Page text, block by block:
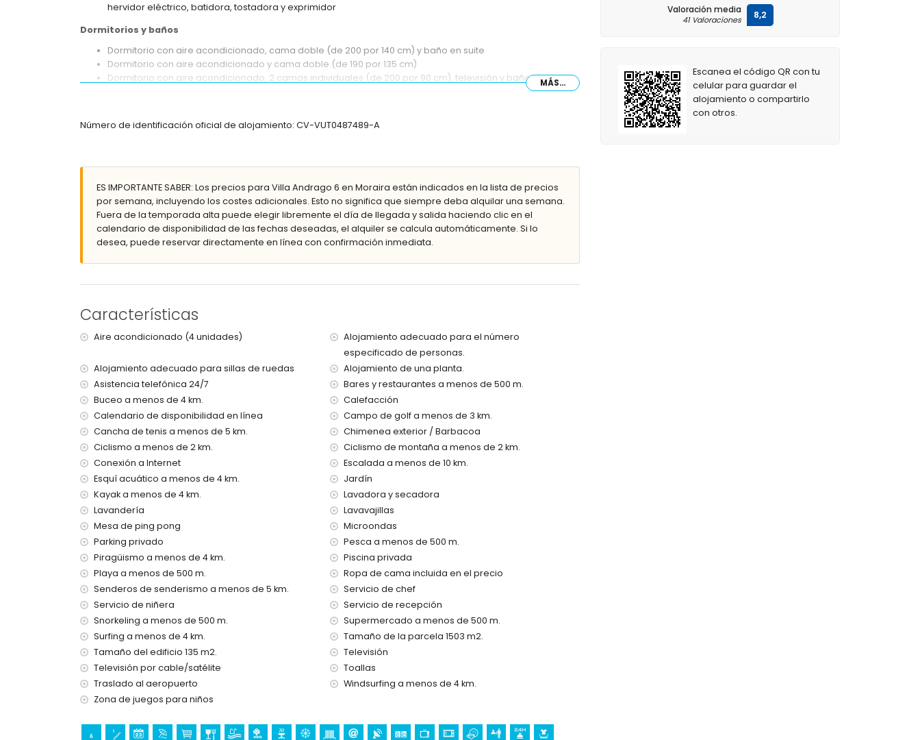
hervidor eléctrico, batidora, tostadora y exprimidor
Dormitorios y baños
Dormitorio con aire acondicionado, cama doble (de 200 por 140 cm) y baño en suite
Dormitorio con aire acondicionado y cama doble (de 190 por 135 cm)
Dormitorio con aire acondicionado, 2 camas individuales (de 200 por 90 cm), televisión y baño en suite
Baño con lavabo individual, ducha y WC
Hermoso jardín con césped, grava, árboles y mobiliario de jardín con tumbonas
Parque infantil
3 terrazas, de las cuales 2 son cubiertas
Cocina exterior y barbacoa
Ducha exterior
Pueblo más cercano: Moraira (a menos de 3 kilómetros de la villa)
Playa más cercana: Cala Andrago (a menos de 500 metros de la villa)
Puerto más cercano: Puerto de Moraira (a menos de 3 kilómetros de la villa)
Parque más cercano a menos de 3 kilómetros de la villa
Aeropuerto más cercano: Alicante (a menos de 100 kilómetros de la villa)
Segundo aeropuerto más cercano: Valencia (> 100 kilómetros)
No se permiten mascotas
Alojamiento apto para personas con movilidad reducida
El alojamiento es muy adecuado para familias con niños
Instalaciones y servicios incluidos en el precio del alquiler de la villa
Internet (WiFi)
Plancha y tabla de planchar
Ropa de cama y toallas
Servicio de recepción y servicio de emergencia 24 horas
Calefacción por aire y con aire acondicionado
Instalaciones y servicios con coste adicional
Servicio de aeropuerto
Servicio de cocina, servicio de lavandería y servicio de niñera
Calefacción de la piscina
Cama extra y camas/cunas para niños (a petición)
Actividades de entretenimiento y ocio para sus vacaciones en Moraira, Costa Blanca
Bar (a menos de 500 metros de la casa)
Discoteca y paseo marítimo (El Portet) (a menos de 5 kilómetros de la casa)
Iglesia (Iglesia Parroquial de Santa Catalina), castillo (Castell de Moraira), ruina (Castell de Moraira),
MÁS...
Número de identificación oficial de alojamiento: CV-VUT0487489-A
ES IMPORTANTE SABER: Los precios para Villa Andrago 6 en Moraira están indicados en la lista de precios
por semana, incluyendo los costes adicionales. Esto no significa que siempre deba alquilar una semana.
Fuera de la temporada alta puede elegir libremente el día de llegada y salida haciendo clic en el
calendario de disponibilidad de las fechas deseadas, el alquiler se calcula automáticamente. Si lo
desea, puede reservar directamente en línea con confirmación inmediata.
Características
Aire acondicionado (4 unidades)
Alojamiento adecuado para el número
especificado de personas.
Alojamiento adecuado para sillas de ruedas
Alojamiento de una planta.
Asistencia telefónica 24/7
Bares y restaurantes a menos de 500 m.
Buceo a menos de 4 km.
Calefacción
Calendario de disponibilidad en línea
Campo de golf a menos de 3 km.
Cancha de tenis a menos de 5 km.
Chimenea exterior / Barbacoa
Ciclismo a menos de 2 km.
Ciclismo de montaña a menos de 2 km.
Conexión a Internet
Escalada a menos de 10 km.
Esquí acuático a menos de 4 km.
Jardín
Kayak a menos de 4 km.
Lavadora y secadora
Lavandería
Lavavajillas
Mesa de ping pong
Microondas
Parking privado
Pesca a menos de 500 m.
Piragüismo a menos de 4 km.
Piscina privada
Playa a menos de 500 m.
Ropa de cama incluida en el precio
Senderos de senderismo a menos de 5 km.
Servicio de chef
Servicio de niñera
Servicio de recepción
Snorkeling a menos de 500 m.
Supermercado a menos de 500 m.
Surfing a menos de 4 km.
Tamaño de la parcela 1503 m2.
Tamaño del edificio 135 m2.
Televisión
Televisión por cable/satélite
Toallas
Traslado al aeropuerto
Windsurfing a menos de 4 km.
Zona de juegos para niños
Valoración media
41 Valoraciones 8,2
Escanea el código QR con tu
celular para guardar el
alojamiento o compartirlo
con otros.